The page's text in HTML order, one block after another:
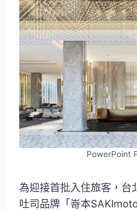
PowerPoint
為迎接首批入住旅客，台
吐司品牌「嵜本